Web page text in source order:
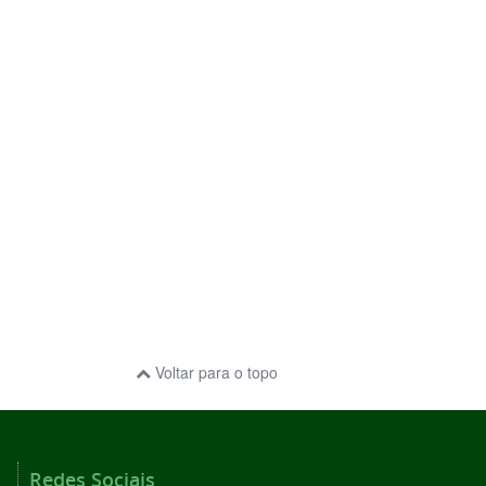
Voltar para o topo
Redes Sociais